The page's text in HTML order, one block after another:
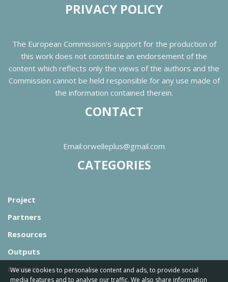
PRIVACY POLICY
The European Commission's support for the production of
this work does not constitute an endorsement of the
content which reflects only the views of the authors and the
Commission cannot be held responsible for any use made of
the information contained therein.
CONTACT
Email:orwelleplus@gmail.com
CATEGORIES
Project
Partners
Resources
Outputs
Contact
We use cookies to personalise content and ads, to provide social
media features and to analyse our traffic. We also share information